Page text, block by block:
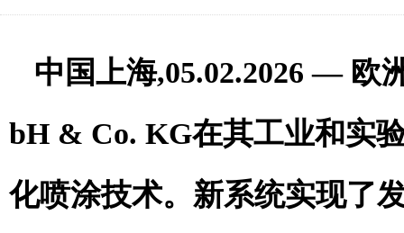
中国上海,05.02.2026 — 欧
bH & Co. KG在其工业和实
化喷涂技术。新系统实现了